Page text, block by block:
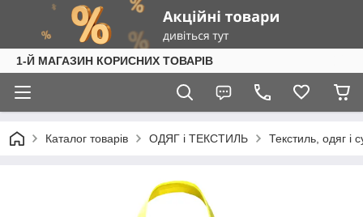
1-Й МАГАЗИН КОРИСНИХ ТОВАРІВ
Каталог товарів ОДЯГ і ТЕКСТИЛЬ Текстиль, одяг і